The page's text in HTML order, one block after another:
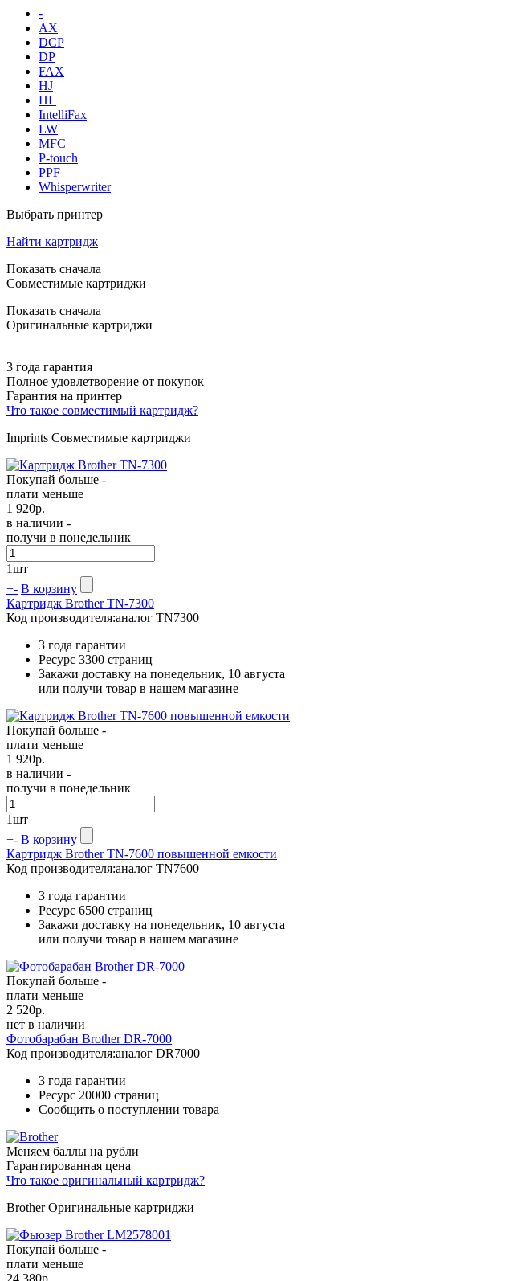
-
AX
DCP
DP
FAX
HJ
HL
IntelliFax
LW
MFC
P-touch
PPF
Whisperwriter
Выбрать принтер
Найти картридж
Показать сначала
Совместимые картриджи
Показать сначала
Оригинальные картриджи
3 года гарантия
Полное удовлетворение от покупок
Гарантия на принтер
Что такое совместимый картридж?
Imprints Совместимые картриджи
Покупай больше -
плати меньше
1 920р.
в наличии -
получи в понедельник
1шт
+- В корзину
Картридж Brother TN-7300
Код производителя:аналог TN7300
3 года гарантии
Ресурс 3300 страниц
Закажи доставку на понедельник, 10 августа
или получи товар в нашем магазине
Покупай больше -
плати меньше
1 920р.
в наличии -
получи в понедельник
1шт
+- В корзину
Картридж Brother TN-7600 повышенной емкости
Код производителя:аналог TN7600
3 года гарантии
Ресурс 6500 страниц
Закажи доставку на понедельник, 10 августа
или получи товар в нашем магазине
Покупай больше -
плати меньше
2 520р.
нет в наличии
Фотобарабан Brother DR-7000
Код производителя:аналог DR7000
3 года гарантии
Ресурс 20000 страниц
Сообщить о поступлении товара
Меняем баллы на рубли
Гарантированная цена
Что такое оригинальный картридж?
Brother Оригинальные картриджи
Покупай больше -
плати меньше
24 380р.